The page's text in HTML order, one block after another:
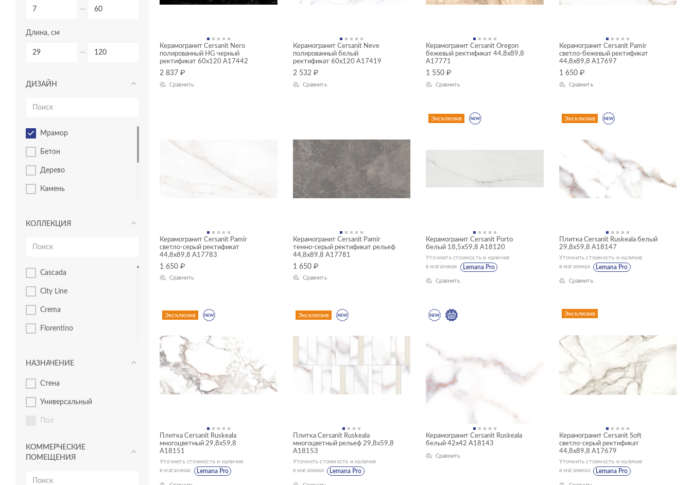
7x60
—
Длина, см
—
ДИЗАЙН
Мрамор
Бетон
Дерево
Камень
Моноколор
Мотивы
КОЛЛЕКЦИЯ
Cascada
City Line
Crema
Florentino
Nero
Neve
Oregon
Pamir
Ruskeala
НАЗНАЧЕНИЕ
Стена
Универсальный
Пол
КОММЕРЧЕСКИЕ
ПОМЕЩЕНИЯ
Керамогранит Cersanit Nero
полированный HG черный
ректификат 60x120 A17442
2 837 ₽
Сравнить
Керамогранит Cersanit Neve
полированный белый
ректификат 60x120 A17419
2 532 ₽
Сравнить
Керамогранит Cersanit Oregon
бежевый ректификат 44,8x89,8
A17771
1 550 ₽
Сравнить
Керамогранит Cersanit Pamir
светло-бежевый ректификат
44,8x89,8 A17697
1 650 ₽
Сравнить
Керамогранит Cersanit Pamir
светло-серый ректификат
44,8x89,8 A17783
1 650 ₽
Сравнить
Керамогранит Cersanit Pamir
темно-серый ректификат рельеф
44,8x89,8 A17781
1 650 ₽
Сравнить
Эксклюзив
Керамогранит Cersanit Porto
белый 18,5x59,8 A18120
Уточнить стоимость и наличие
в магазинах
Lemana Pro
Сравнить
Эксклюзив
Плитка Cersanit Ruskeala белый
29,8x59,8 A18147
Уточнить стоимость и наличие
в магазинах
Lemana Pro
Сравнить
Эксклюзив
Плитка Cersanit Ruskeala
многоцветный 29,8x59,8
A18151
Уточнить стоимость и наличие
в магазинах
Lemana Pro
Эксклюзив
Плитка Cersanit Ruskeala
многоцветный рельеф 29,8x59,8
A18153
Уточнить стоимость и наличие
в магазинах
Lemana Pro
Керамогранит Cersanit Ruskeala
белый 42x42 A18143
Сравнить
Эксклюзив
Керамогранит Cersanit Soft
светло-серый ректификат
44,8x89,8 A17679
Уточнить стоимость и наличие
в магазинах
Lemana Pro